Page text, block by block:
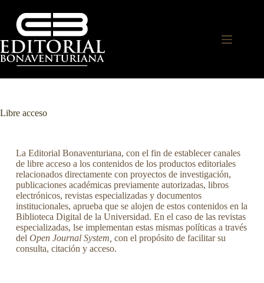
Libre acceso
La Editorial Bonaventuriana, con el fin de establecer canales
de libre acceso a los contenidos de los productos editoriales
relacionados directamente con proyectos de investigación,
publicaciones académicas previamente autorizadas, libros
electrónicos, revistas especializadas y documentos
institucionales, aprueba que se alojen de estos contenidos en la
Biblioteca Digital de la Universidad. En el caso de las revistas
especializadas, lse implementan estas mismas políticas a través
del Open Journal System, con el propósito de facilitar su
consulta, citación y acceso.